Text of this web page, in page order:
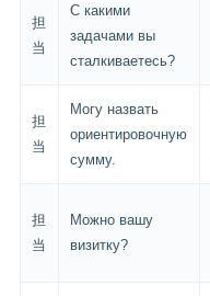
担
当
С какими
задачами вы
сталкиваетесь?
担
当
Могу назвать
ориентировочную
сумму.
担
当
Можно вашу
визитку?